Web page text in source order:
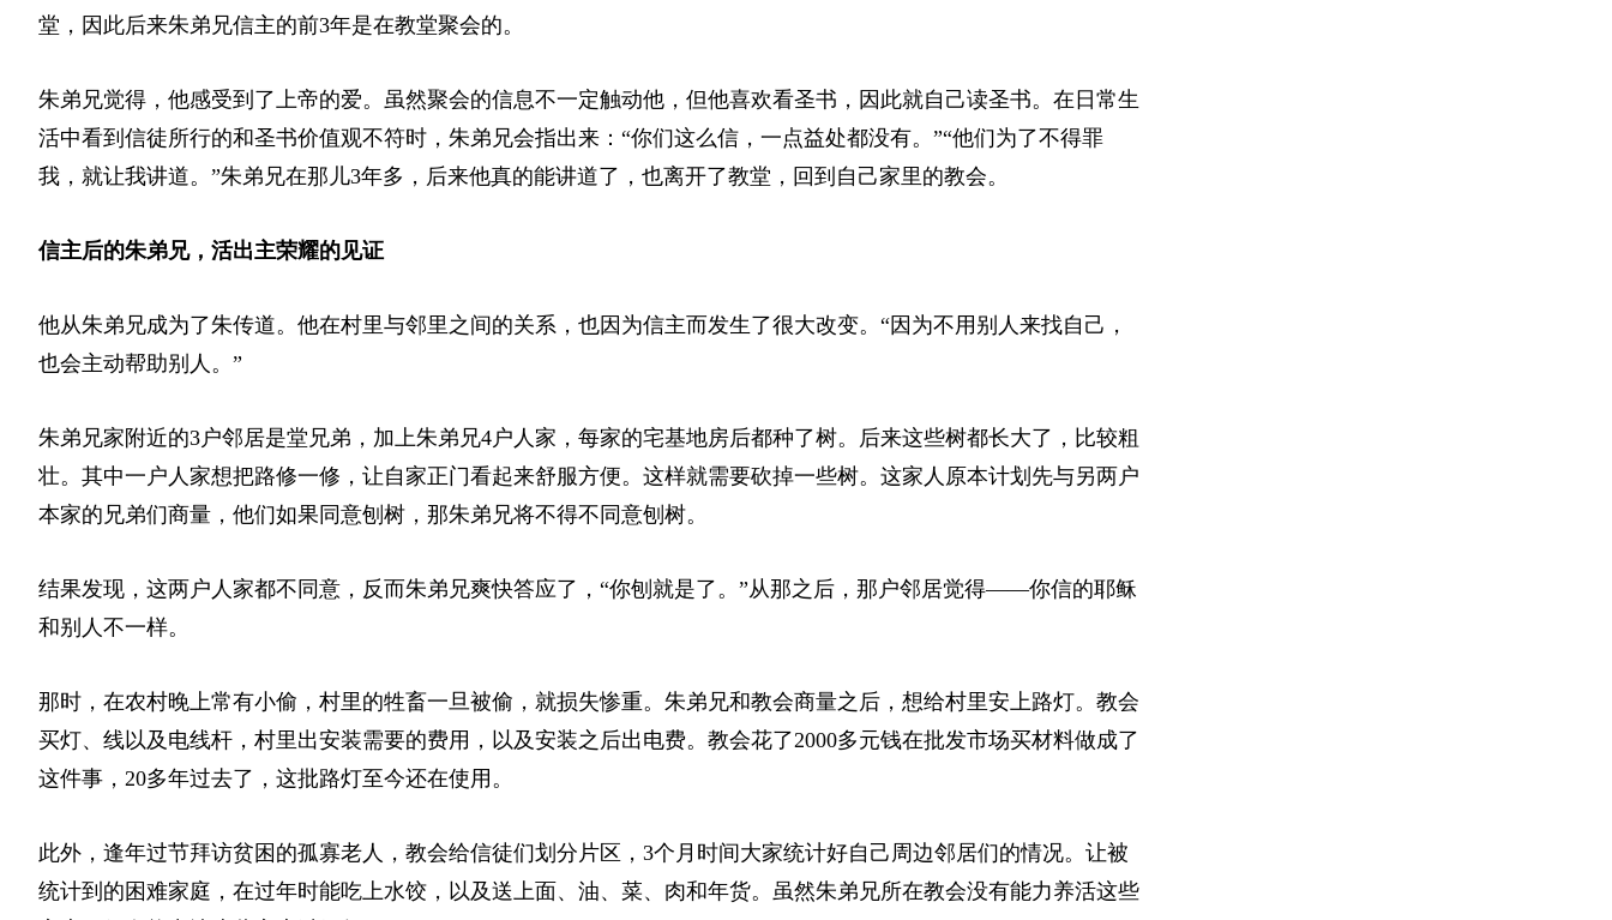
堂，因此后来朱弟兄信主的前3年是在教堂聚会的。
朱弟兄觉得，他感受到了上帝的爱。虽然聚会的信息不一定触动他，但他喜欢看圣书，因此就自己读圣书。在日常生
活中看到信徒所行的和圣书价值观不符时，朱弟兄会指出来：“你们这么信，一点益处都没有。 ”“他们为了不得罪
我，就让我讲道。”朱弟兄在那儿3年多，后来他真的能讲道了，也离开了教堂，回到自己家里的教会。
信主后的朱弟兄，活出主荣耀的见证
他从朱弟兄成为了朱传道。他在村里与邻里之间的关系，也因为信主而发生了很大改变。“因为不用别人来找自己，
也会主动帮助别人。”
朱弟兄家附近的3户邻居是堂兄弟，加上朱弟兄4户人家，每家的宅基地房后都种了树。后来这些树都长大了，比较粗
壮。其中一户人家想把路修一修，让自家正门看起来舒服方便。这样就需要砍掉一些树。这家人原本计划先与另两户
本家的兄弟们商量，他们如果同意刨树，那朱弟兄将不得不同意刨树。
结果发现，这两户人家都不同意，反而朱弟兄爽快答应了，“你刨就是了 。 ”从那之后，那户邻居觉得——你信的耶稣
和别人不一样。
那时，在农村晚上常有小偷，村里的牲畜一旦被偷，就损失惨重。朱弟兄和教会商量之后，想给村里安上路灯。教会
买灯、线以及电线杆，村里出安装需要的费用，以及安装之后出电费。教会花了2000多元钱在批发市场买材料做成了
这件事，20多年过去了，这批路灯至今还在使用。
此外，逢年过节拜访贫困的孤寡老人，教会给信徒们划分片区，3个月时间大家统计好自己周边邻居们的情况。让被
统计到的困难家庭，在过年时能吃上水饺，以及送上面、油、菜、肉和年货。虽然朱弟兄所在教会没有能力养活这些